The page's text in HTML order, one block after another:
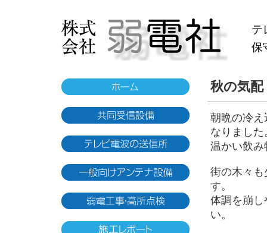
テ
保
秋の気配
朝晩の冷
なりました
温かい飲
街の木々
す。
体調を崩
い。